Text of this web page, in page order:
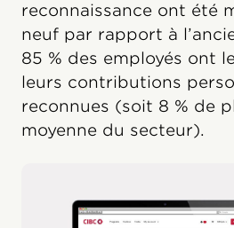
reconnaissance ont été
neuf par rapport à
85 % des employés ont
leurs contributions
reconnues (soit 8 % de
moyenne du secteur).